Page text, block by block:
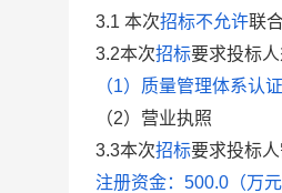
3.1 本次招标不允许联
3.2本次招标要求投标人
（1）质量管理体系认
（2）营业执照
3.3本次招标要求投标人
注册资金：500.0（万